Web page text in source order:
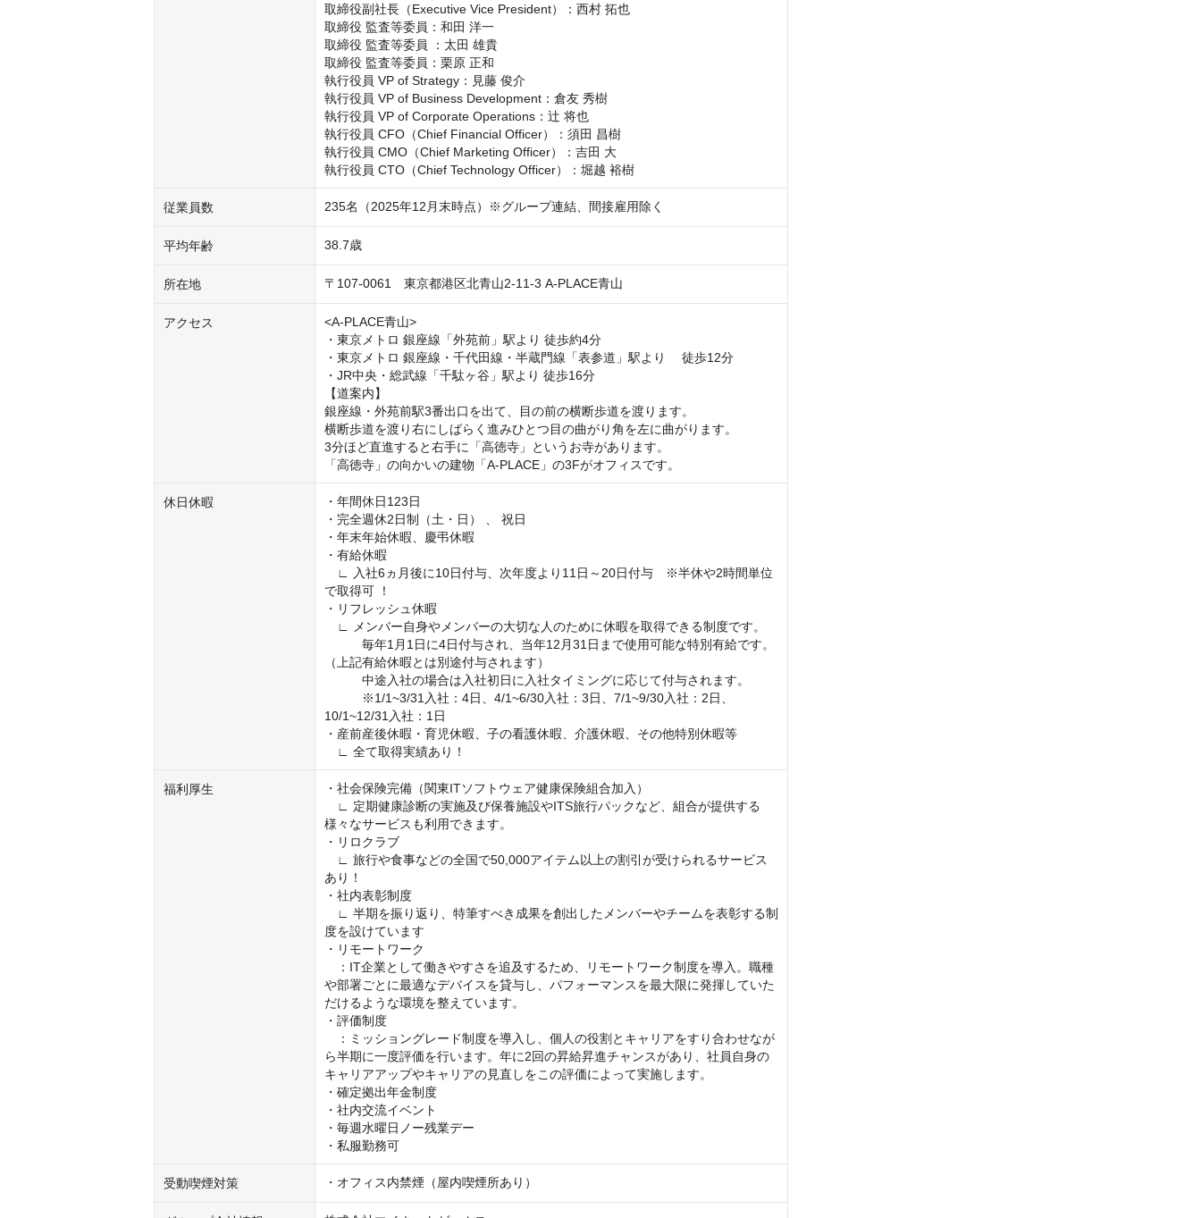
取締役副社長（Executive Vice President）：西村 拓也
取締役 監査等委員：和田 洋一
取締役 監査等委員 ：太田 雄貴
取締役 監査等委員：栗原 正和
執行役員 VP of Strategy：見藤 俊介
執行役員 VP of Business Development：倉友 秀樹
執行役員 VP of Corporate Operations：辻 将也
執行役員 CFO（Chief Financial Officer）：須田 昌樹
執行役員 CMO（Chief Marketing Officer）：吉田 大
執行役員 CTO（Chief Technology Officer）：堀越 裕樹
従業員数 235名（2025年12月末時点）※グループ連結、間接雇用除く
平均年齢 38.7歳
所在地 〒107-0061　東京都港区北青山2-11-3 A-PLACE青山
アクセス
<A-PLACE青山>
・東京メトロ 銀座線「外苑前」駅より 徒歩約4分
・東京メトロ 銀座線・千代田線・半蔵門線「表参道」駅より 　徒歩12分
・JR中央・総武線「千駄ヶ谷」駅より 徒歩16分
【道案内】
銀座線・外苑前駅3番出口を出て、目の前の横断歩道を渡ります。
横断歩道を渡り右にしばらく進みひとつ目の曲がり角を左に曲がります。
3分ほど直進すると右手に「高徳寺」というお寺があります。
「高徳寺」の向かいの建物「A-PLACE」の3Fがオフィスです。
休日休暇
・年間休日123日
・完全週休2日制（土・日） 、 祝日
・年末年始休暇、慶弔休暇
・有給休暇
∟ 入社6ヵ月後に10日付与、次年度より11日～20日付与　※半休や2時間単位
で取得可 ！
・リフレッシュ休暇
∟ メンバー自身やメンバーの大切な人のために休暇を取得できる制度です。
毎年1月1日に4日付与され、当年12月31日まで使用可能な特別有給です。
（上記有給休暇とは別途付与されます）
中途入社の場合は入社初日に入社タイミングに応じて付与されます。
※1/1~3/31入社：4日、4/1~6/30入社：3日、7/1~9/30入社：2日、
10/1~12/31入社：1日
・産前産後休暇・育児休暇、子の看護休暇、介護休暇、その他特別休暇等
∟ 全て取得実績あり！
福利厚生
・社会保険完備（関東ITソフトウェア健康保険組合加入）
∟ 定期健康診断の実施及び保養施設やITS旅行パックなど、組合が提供する
様々なサービスも利用できます。
・リロクラブ
∟ 旅行や食事などの全国で50,000アイテム以上の割引が受けられるサービス
あり！
・社内表彰制度
∟ 半期を振り返り、特筆すべき成果を創出したメンバーやチームを表彰する制
度を設けています
・リモートワーク
：IT企業として働きやすさを追及するため、リモートワーク制度を導入。職種
や部署ごとに最適なデバイスを貸与し、パフォーマンスを最大限に発揮していた
だけるような環境を整えています。
・評価制度
：ミッショングレード制度を導入し、個人の役割とキャリアをすり合わせなが
ら半期に一度評価を行います。年に2回の昇給昇進チャンスがあり、社員自身の
キャリアアップやキャリアの見直しをこの評価によって実施します。
・確定拠出年金制度
・社内交流イベント
・毎週水曜日ノー残業デー
・私服勤務可
受動喫煙対策 ・オフィス内禁煙（屋内喫煙所あり）